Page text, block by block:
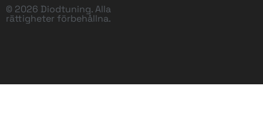
© 2026 Diodtuning. Alla
rättigheter förbehållna.